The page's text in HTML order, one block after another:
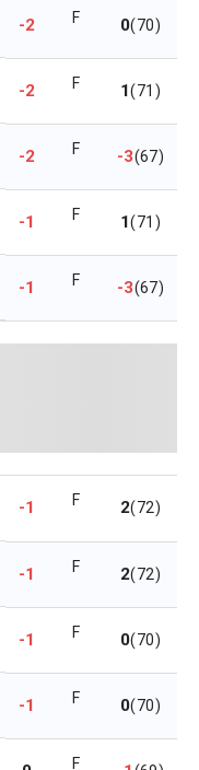
-2 F 0(70)
-2 F 1(71)
-2 F -3(67)
-1 F 1(71)
-1 F -3(67)
-1 F 2(72)
-1 F 2(72)
-1 F 0(70)
-1 F 0(70)
F